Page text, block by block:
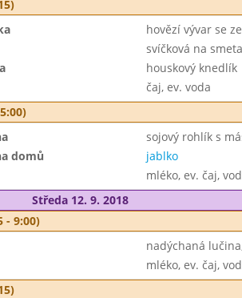
hovězí vývar se
svíčková na
houskový knedlík
čaj, ev. voda
sojový rohlík s
domů
jablko
mléko, ev. čaj,
Středa 12. 9. 2018
- 9:00)
nadýchaná
mléko, ev. čaj,